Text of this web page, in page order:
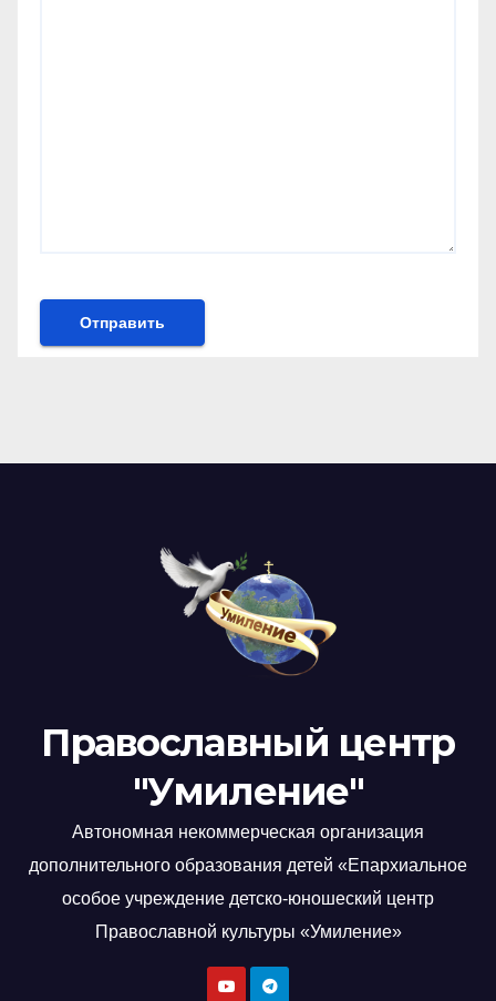
Православный центр
"Умиление"
Автономная некоммерческая организация
дополнительного образования детей «Епархиальное
особое учреждение детско-юношеский центр
Православной культуры «Умиление»